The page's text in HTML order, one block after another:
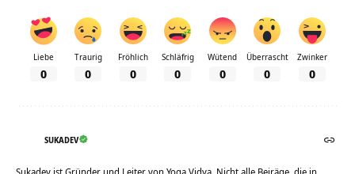
Liebe
0
Traurig
0
Fröhlich
0
Schläfrig
0
Wütend
0
Überrascht
0
Zwinker
0
SUKADEV